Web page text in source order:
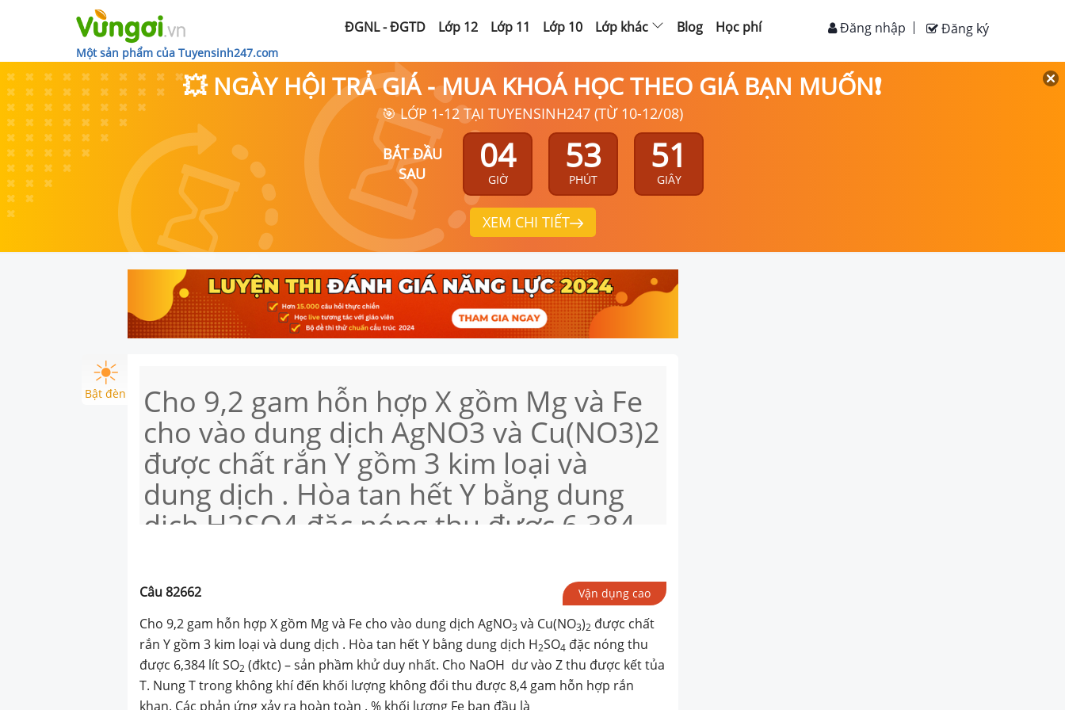
Một sản phẩm của Tuyensinh247.com
ĐGNL - ĐGTD Lớp 12 Lớp 11 Lớp 10 Lớp khác Blog Học phí Đăng ký
Đăng nhập
💥 NGÀY HỘI TRẢ GIÁ - MUA KHOÁ HỌC THEO GIÁ BẠN MUỐN❗
🎯 LỚP 1-12 TẠI TUYENSINH247 (TỪ 10-12/08)
BẮT ĐẦU
SAU
04
GIỜ
53
PHÚT
50
GIÂY
XEM CHI TIẾT
Bật đèn Cho 9,2 gam hỗn hợp X gồm Mg và Fe
cho vào dung dịch AgNO3 và Cu(NO3)2
được chất rắn Y gồm 3 kim loại và
dung dịch . Hòa tan hết Y bằng dung
dịch H2SO4 đặc nóng thu được 6,384
Cho NaOH dư vào Z thu được kết tủa
T. Nung T trong không khí đến khối
lượng không đổi thu được 8,4 gam hỗn
hợp rắn khan. Các phản ứng xảy ra
Câu82662 Vận dụng cao
Cho 9,2 gam hỗn hợp X gồm Mg và Fe cho vào dung dịch AgNO3 và Cu(NO3)2 được chất
rắn Y gồm 3 kim loại và dung dịch . Hòa tan hết Y bằng dung dịch H2SO4 đặc nóng thu
được 6,384 lít SO2 (đktc) – sản phầm khử duy nhất. Cho NaOH dư vào Z thu được kết tủa
T. Nung T trong không khí đến khối lượng không đổi thu được 8,4 gam hỗn hợp rắn
khan. Các phản ứng xảy ra hoàn toàn . % khối lượng Fe ban đầu là